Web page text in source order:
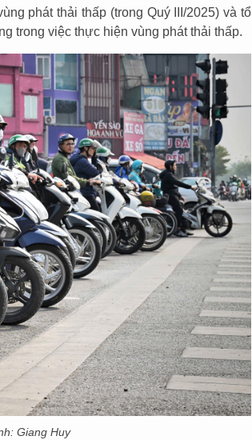
phát thải thấp (trong Quý III/2025) và tổ
trong việc thực hiện vùng phát thải thấp.
Giang Huy